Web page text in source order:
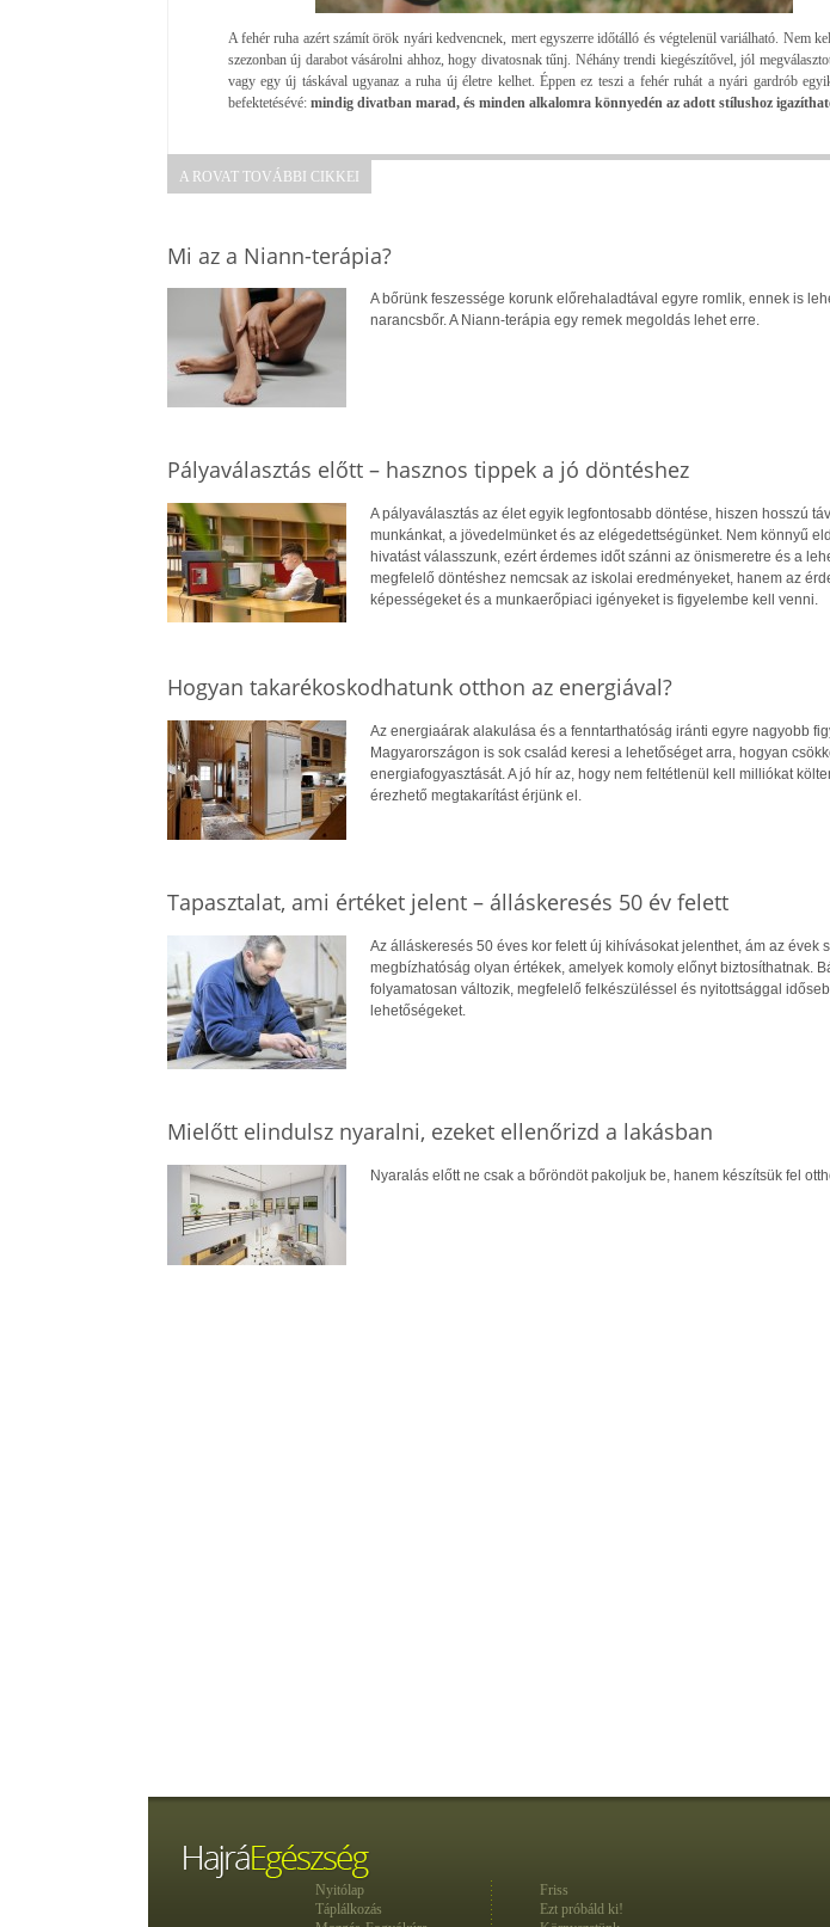
A fehér ruha azért számít örök nyári kedvencnek, mert egyszerre időtálló és végtelenül variálható. Nem
szezonban új darabot vásárolni ahhoz, hogy divatosnak tűnj. Néhány trendi kiegészítővel, jól
vagy egy új táskával ugyanaz a ruha új életre kelhet. Éppen ez teszi a fehér ruhát a nyári gardrób
befektetésévé: mindig divatban marad, és minden alkalomra könnyedén az adott stílushoz
A ROVAT TOVÁBBI CIKKEI
Mi az a Niann-terápia?
A bőrünk feszessége korunk előrehaladtával egyre romlik, ennek is
narancsbőr. A Niann-terápia egy remek megoldás lehet erre.
Pályaválasztás előtt – hasznos tippek a jó döntéshez
A pályaválasztás az élet egyik legfontosabb döntése, hiszen hosszú
munkánkat, a jövedelmünket és az elégedettségünket. Nem könnyű
hivatást válasszunk, ezért érdemes időt szánni az önismeretre és a
megfelelő döntéshez nemcsak az iskolai eredményeket, hanem az
képességeket és a munkaerőpiaci igényeket is figyelembe kell venni.
Hogyan takarékoskodhatunk otthon az energiával?
Az energiaárak alakulása és a fenntarthatóság iránti egyre nagyobb
Magyarországon is sok család keresi a lehetőséget arra, hogyan
energiafogyasztását. A jó hír az, hogy nem feltétlenül kell milliókat
érezhető megtakarítást érjünk el.
Tapasztalat, ami értéket jelent – álláskeresés 50 év felett
Az álláskeresés 50 éves kor felett új kihívásokat jelenthet, ám az évek
megbízhatóság olyan értékek, amelyek komoly előnyt biztosíthatnak.
folyamatosan változik, megfelelő felkészüléssel és nyitottsággal
lehetőségeket.
Mielőtt elindulsz nyaralni, ezeket ellenőrizd a lakásban
Nyaralás előtt ne csak a bőröndöt pakoljuk be, hanem készítsük fel
Nyitólap
Táplálkozás
Friss
Ezt próbáld ki!